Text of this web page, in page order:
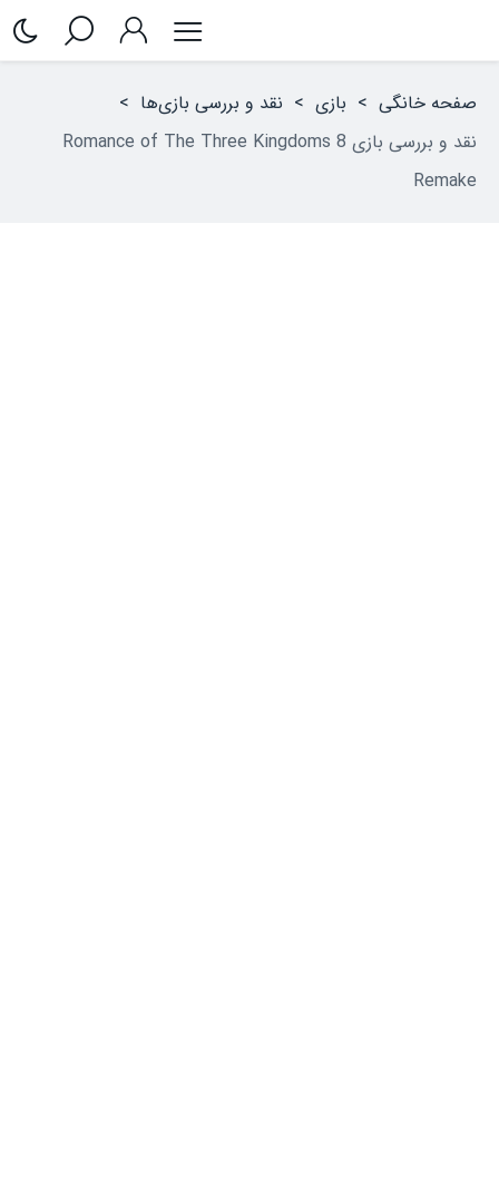
صفحه خانگی > بازی > نقد و بررسی بازی‌ها >
نقد و بررسی بازی Romance of The Three Kingdoms 8
Remake